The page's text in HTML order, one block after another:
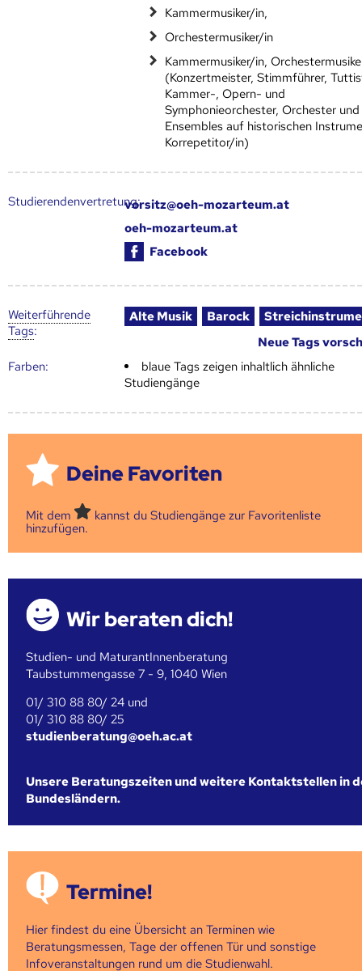
Kammermusiker/in,
Orchestermusiker/in
Kammermusiker/in,
(Konzertmeister, Stimmführer,
Kammer-, Opern- und
Symphonieorchester, Orchester und
Ensembles auf historischen
Korrepetitor/in)
Studierendenvertretung:vorsitz@oeh-mozarteum.at
oeh-mozarteum.at
Facebook
Weiter­führende
Tags:
Alte Musik Barock
Neue Tags
Farben:
blaue Tags zeigen inhaltlich ähnliche
Studiengänge
Deine Favoriten
Mit dem
kannst du Studiengänge zur Favoritenliste
hinzufügen.
Wir beraten dich!
Studien- und MaturantInnenberatung
Taubstummengasse 7 - 9, 1040 Wien
01/ 310 88 80/ 24 und
01/ 310 88 80/ 25
studienberatung@oeh.ac.at
Unsere Beratungszeiten und weitere Kontaktstellen in
Bundesländern.
Termine!
Hier findest du eine Übersicht an Terminen wie
Beratungsmessen, Tage der offenen Tür und sonstige
Infoveranstaltungen rund um die Studienwahl.